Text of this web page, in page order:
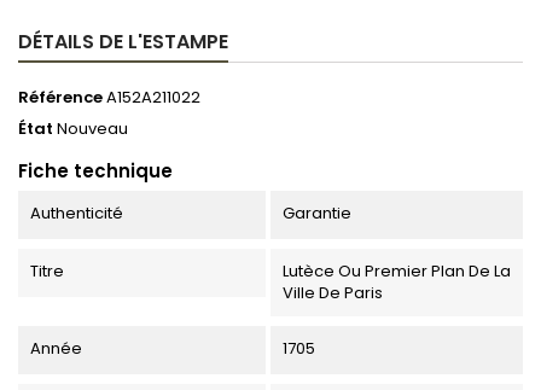
DÉTAILS DE L'ESTAMPE
RéférenceA152A211022
État Nouveau
Fiche technique
Authenticité Garantie
Titre
Lutèce Ou Premier Plan De La
Ville De Paris
Année 1705